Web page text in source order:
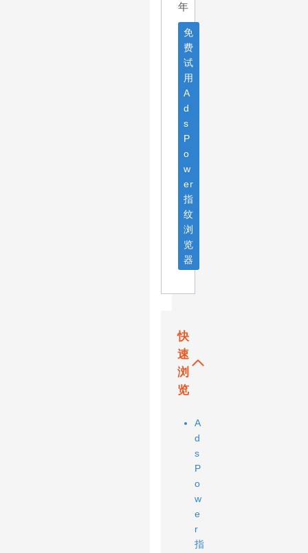
年
免
费
试
用
A
d
s
P
o
w
er
指
纹
浏
览
器
快
速
浏
览
A
d
s
P
o
w
e
r
指